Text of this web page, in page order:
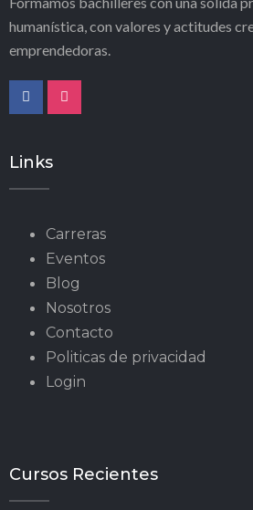
humanística, con valores y actitudes
emprendedoras.
Links
Carreras
Eventos
Blog
Nosotros
Contacto
Politicas de privacidad
Login
Cursos Recientes